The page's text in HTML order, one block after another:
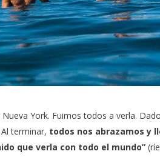
Nueva York. Fuimos todos a verla.
terminar, todos nos abrazamos y
que verla con todo el mundo”